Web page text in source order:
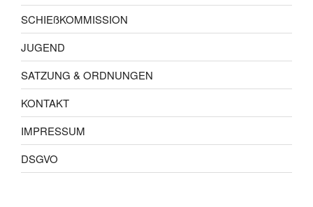
SCHIEßKOMMISSION
JUGEND
SATZUNG & ORDNUNGEN
KONTAKT
IMPRESSUM
DSGVO